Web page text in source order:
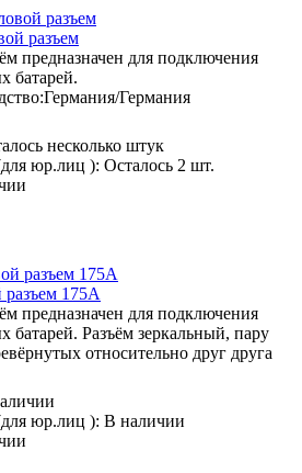
разъем
предназначен для подключения
батарей.
Германия/Германия
несколько штук
юр.лиц ): Осталось 2 шт.
разъем 175А
предназначен для подключения
батарей. Разъём зеркальный, пару
относительно друг друга
юр.лиц ): В наличии